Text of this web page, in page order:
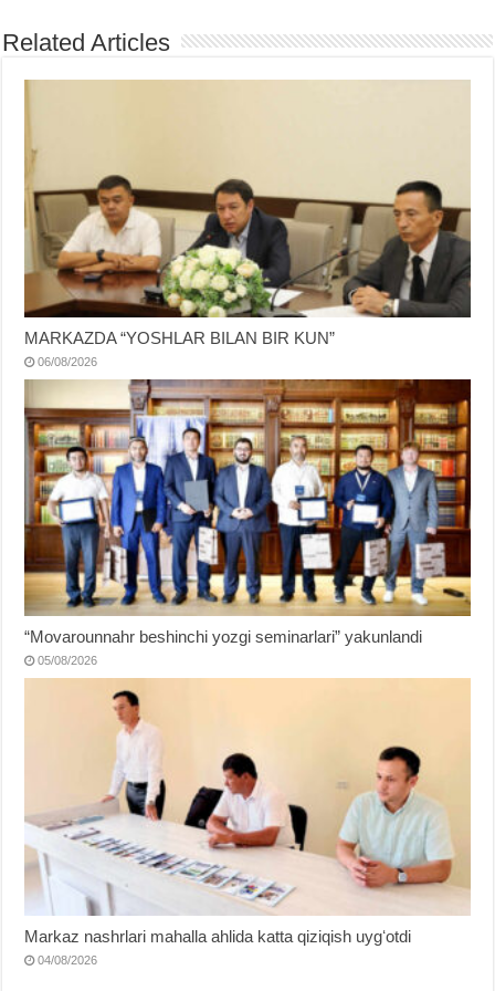
Related Articles
MARKAZDA “YOSHLAR BILAN BIR KUN”
06/08/2026
“Movarounnahr beshinchi yozgi seminarlari” yakunlandi
05/08/2026
Markaz nashrlari mahalla ahlida katta qiziqish uygʻotdi
04/08/2026